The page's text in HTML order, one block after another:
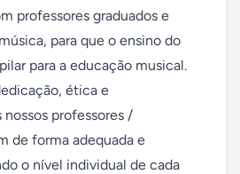
professores graduados e
para que o ensino do
para a educação musical.
ética e
professores /
de forma adequada e
o nível individual de cada